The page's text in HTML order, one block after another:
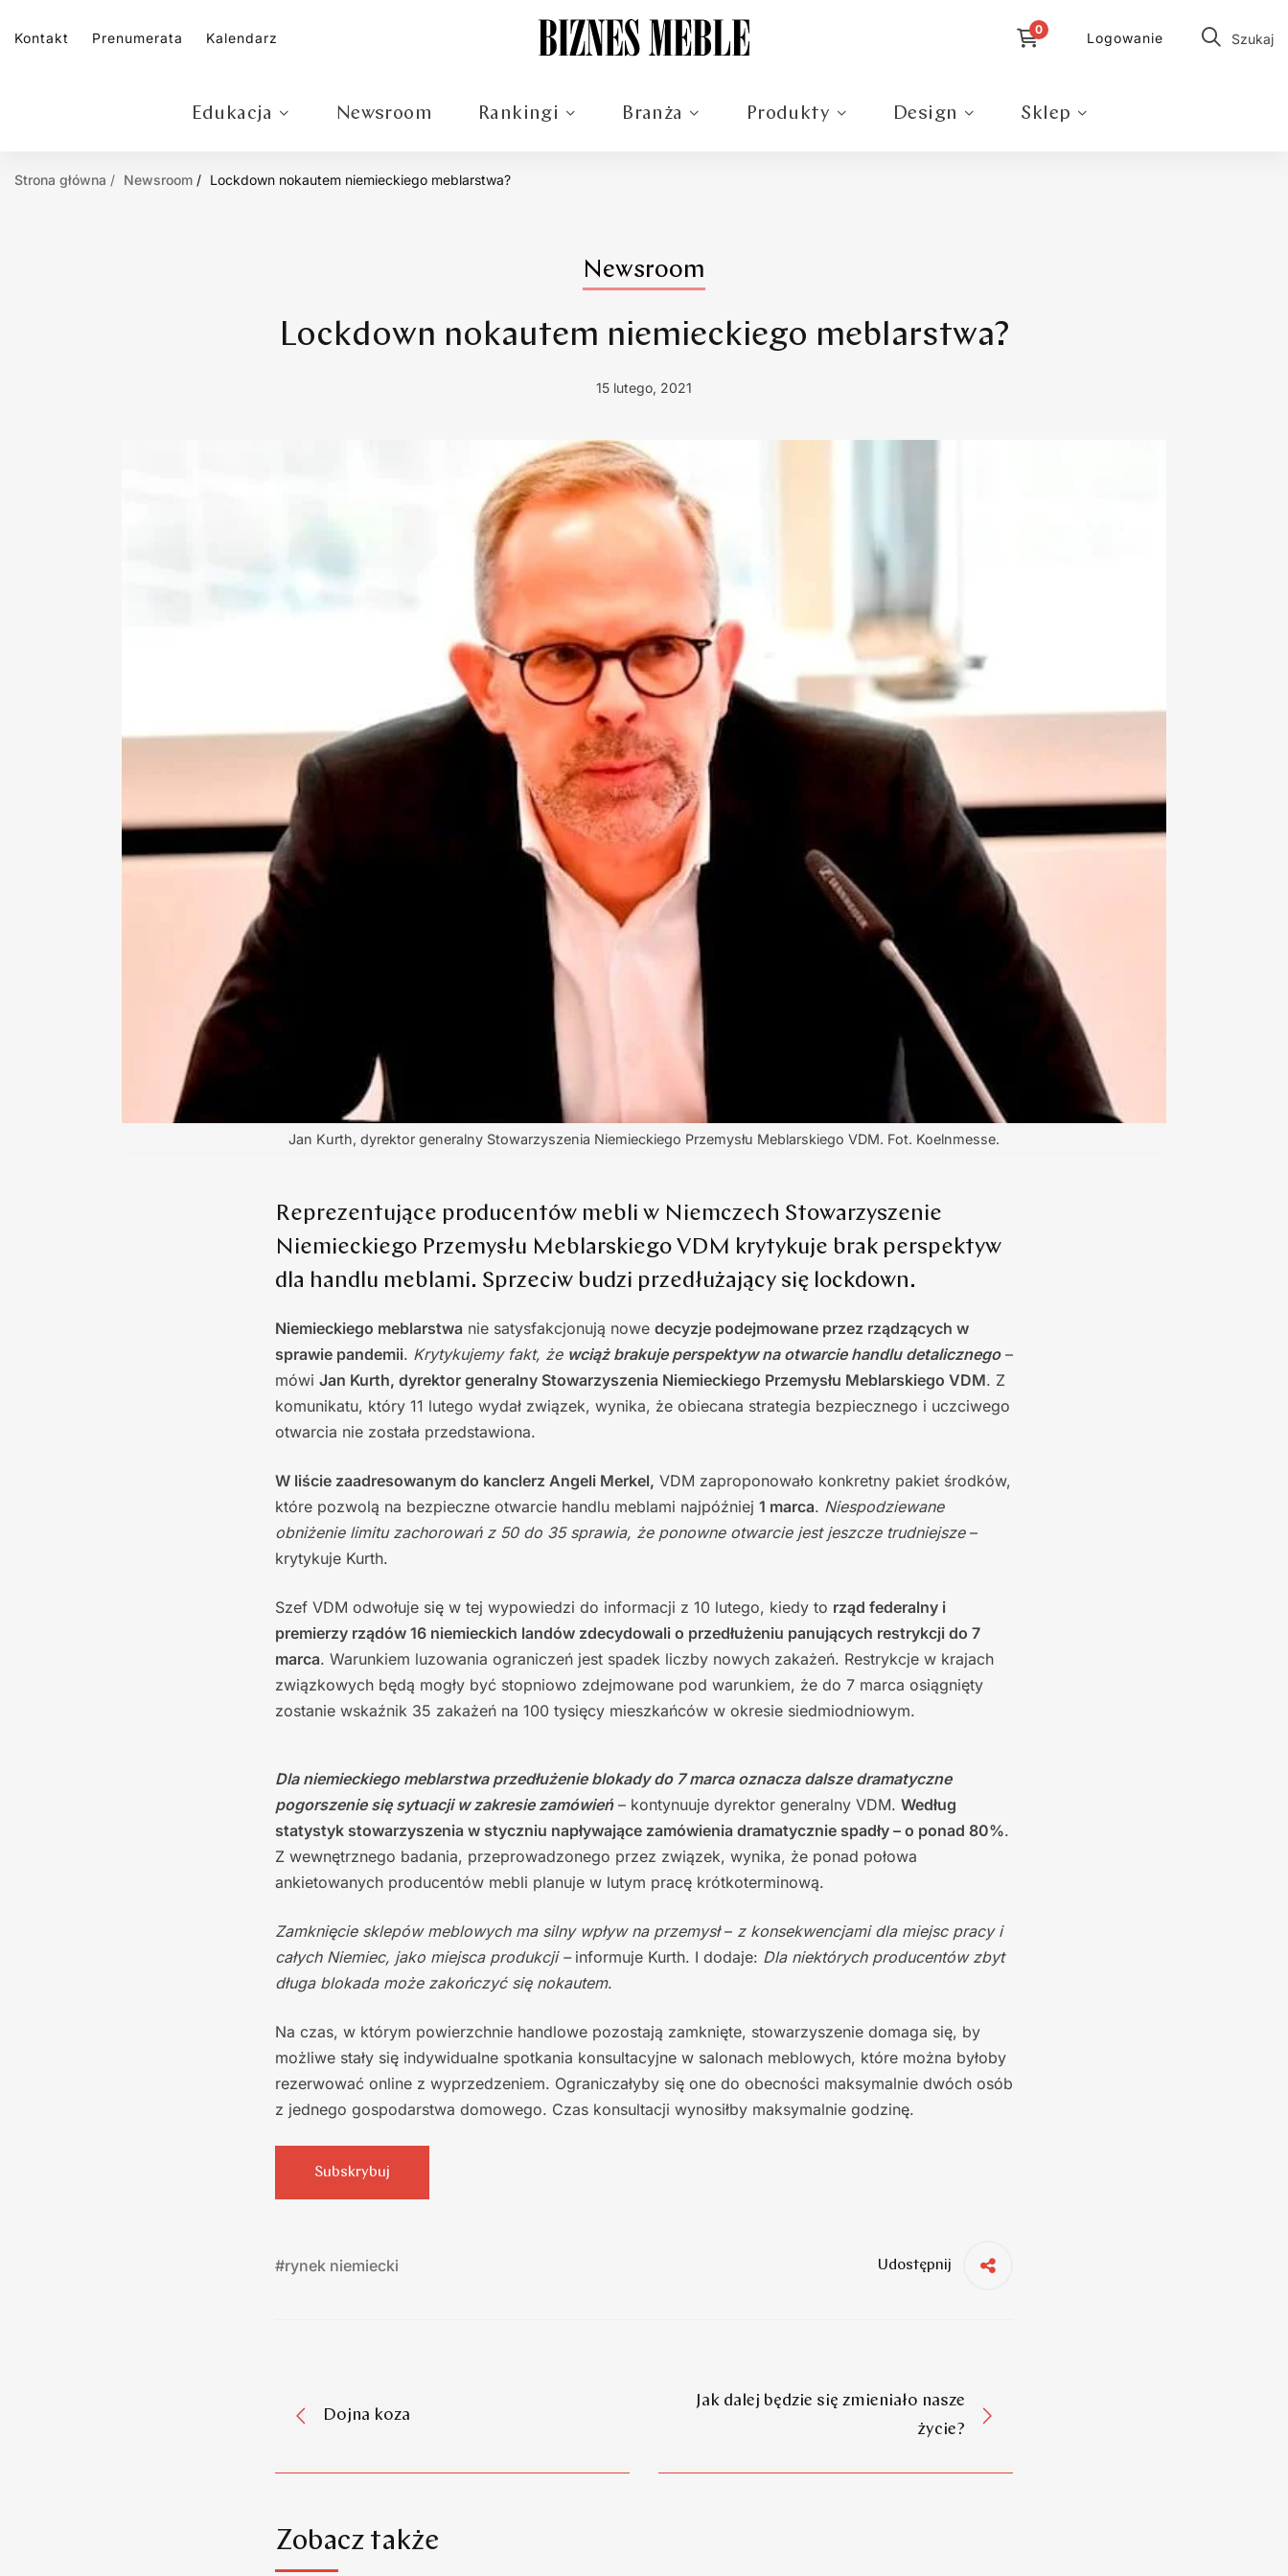
Kontakt Prenumerata Kalendarz Logowanie Szukaj
Edukacja Newsroom Rankingi Branża Produkty Design Sklep
Strona główna Newsroom Lockdown nokautem niemieckiego meblarstwa?
Newsroom
Lockdown nokautem niemieckiego meblarstwa?
15 lutego, 2021
Jan Kurth, dyrektor generalny Stowarzyszenia Niemieckiego Przemysłu Meblarskiego VDM. Fot. Koelnmesse.
Reprezentujące producentów mebli w Niemczech Stowarzyszenie
Niemieckiego Przemysłu Meblarskiego VDM krytykuje brak perspektyw
dla handlu meblami. Sprzeciw budzi przedłużający się lockdown.
Niemieckiego meblarstwa nie satysfakcjonują nowe decyzje podejmowane przez rządzących w
sprawie pandemii. Krytykujemy fakt, że wciąż brakuje perspektyw na otwarcie handlu detalicznego–
mówi Jan Kurth, dyrektor generalny Stowarzyszenia Niemieckiego Przemysłu Meblarskiego VDM. Z
komunikatu, który 11 lutego wydał związek, wynika, że obiecana strategia bezpiecznego i uczciwego
otwarcia nie została przedstawiona.
W liście zaadresowanym do kanclerz Angeli Merkel, VDM zaproponowało konkretny pakiet środków,
które pozwolą na bezpieczne otwarcie handlu meblami najpóźniej 1 marca. Niespodziewane
obniżenie limitu zachorowań z 50 do 35 sprawia, że ponowne otwarcie jest jeszcze trudniejsze–
krytykuje Kurth.
Szef VDM odwołuje się w tej wypowiedzi do informacji z 10 lutego, kiedy to rząd federalny i
premierzy rządów 16 niemieckich landów zdecydowali o przedłużeniu panujących restrykcji do 7
marca. Warunkiem luzowania ograniczeń jest spadek liczby nowych zakażeń. Restrykcje w krajach
związkowych będą mogły być stopniowo zdejmowane pod warunkiem, że do 7 marca osiągnięty
zostanie wskaźnik 35 zakażeń na 100 tysięcy mieszkańców w okresie siedmiodniowym.
Dla niemieckiego meblarstwa przedłużenie blokady do 7 marca oznacza dalsze dramatyczne
pogorszenie się sytuacji w zakresie zamówień– kontynuuje dyrektor generalny VDM. Według
statystyk stowarzyszenia w styczniu napływające zamówienia dramatycznie spadły – o ponad 80%.
Z wewnętrznego badania, przeprowadzonego przez związek, wynika, że ponad połowa
ankietowanych producentów mebli planuje w lutym pracę krótkoterminową.
Zamknięcie sklepów meblowych ma silny wpływ na przemysł– z konsekwencjami dla miejsc pracy i
całych Niemiec, jako miejsca produkcji – informuje Kurth. I dodaje: Dla niektórych producentów zbyt
długa blokada może zakończyć się nokautem.
Na czas, w którym powierzchnie handlowe pozostają zamknięte, stowarzyszenie domaga się, by
możliwe stały się indywidualne spotkania konsultacyjne w salonach meblowych, które można byłoby
rezerwować online z wyprzedzeniem. Ograniczałyby się one do obecności maksymalnie dwóch osób
z jednego gospodarstwa domowego. Czas konsultacji wynosiłby maksymalnie godzinę.
Subskrybuj
#rynek niemiecki Udostępnij
Dojna koza
Jak dalej będzie się zmieniało nasze
życie?
Zobacz także